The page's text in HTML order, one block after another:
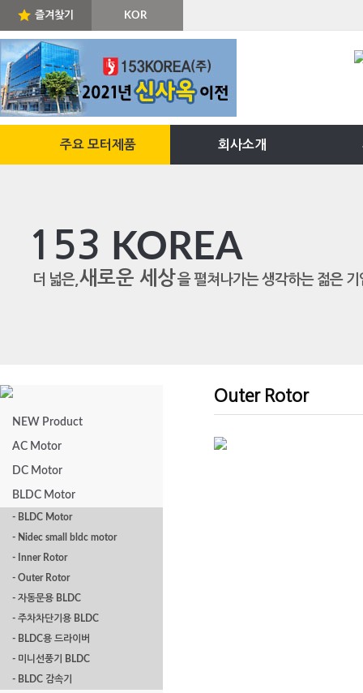
즐겨찾기 KOR
ENG
주요 모터제품 회사소개
153 KOREA
더 넓은, 새로운 세상을 펼쳐나가는 생각하는 젊은 기
NEW Product
AC Motor
DC Motor
BLDC Motor
- BLDC Motor
- Nidec small bldc motor
- Inner Rotor
- Outer Rotor
- 자동문용 BLDC
- 주차차단기용 BLDC
- BLDC용 드라이버
- 미니선풍기 BLDC
- BLDC 감속기
Outer Rotor